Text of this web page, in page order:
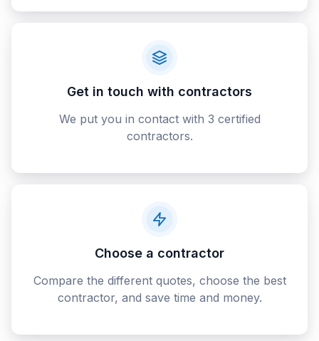
Get in touch with contractors
We put you in contact with 3 certified
contractors.
Choose a contractor
Compare the different quotes, choose the best
contractor, and save time and money.